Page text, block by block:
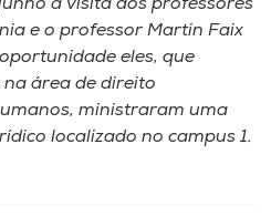
a visita dos professores
e o professor Martin Faix
eles, que
área de direito
ministraram uma
localizado no campus 1.